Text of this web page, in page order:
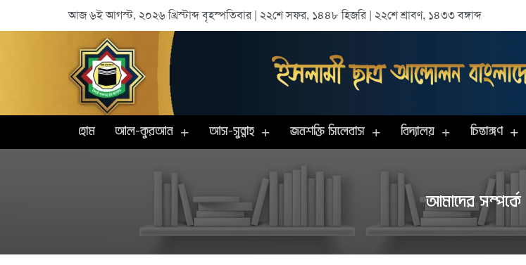
আজ ৬ই আগস্ট, ২০২৬ খ্রিস্টাব্দ বৃহস্পতিবার | ২২শে সফর, ১৪৪৮ হিজরি | ২২শে শ্রাবণ, ১৪৩৩ বঙ্গাব্দ
হোম আল-কুরআন আস-সুন্নাহ জনশক্তি সিলেবাস বিদ্যালয় চিন্তাঙ্গণ
আমাদের সম্পর্কে